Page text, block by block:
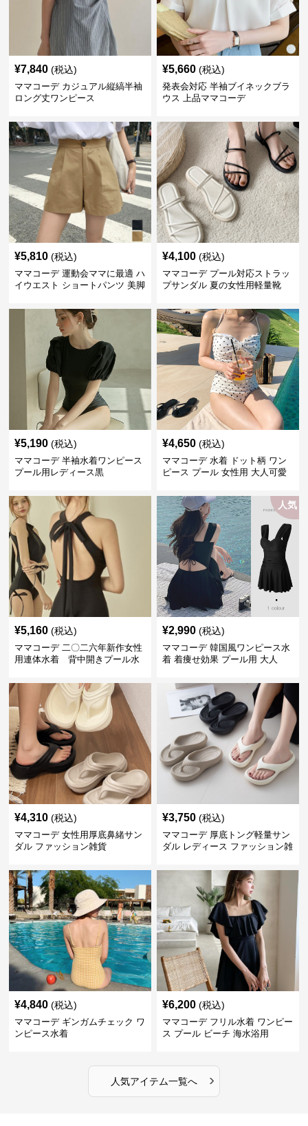
¥7,840 (税込)
ママコーデ カジュアル縦縞半袖
ロング丈ワンピース
¥5,660 (税込)
発表会対応 半袖ブイネックブラ
ウス 上品ママコーデ
¥5,810 (税込)
ママコーデ 運動会ママに最適 ハ
イウエスト ショートパンツ 美脚
¥4,100 (税込)
ママコーデ プール対応ストラッ
プサンダル 夏の女性用軽量靴
¥5,190 (税込)
ママコーデ 半袖水着ワンピース
プール用レディース黒
¥4,650 (税込)
ママコーデ 水着 ドット柄 ワン
ピース プール 女性用 大人可愛
¥5,160 (税込)
ママコーデ 二〇二六年新作女性
用連体水着 背中開きプール水
人気
¥2,990 (税込)
ママコーデ 韓国風ワンピース水
着 着痩せ効果 プール用 大人
¥4,310 (税込)
ママコーデ 女性用厚底鼻緒サン
ダル ファッション雑貨
¥3,750 (税込)
ママコーデ 厚底トング軽量サン
ダル レディース ファッション雑
¥4,840 (税込)
ママコーデ ギンガムチェック ワ
ンピース水着
¥6,200 (税込)
ママコーデ フリル水着 ワンピー
ス プール ビーチ 海水浴用
人気アイテム一覧へ ›